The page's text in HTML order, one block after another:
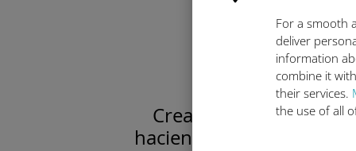
For a smooth
deliver
information
combine it
their services.
the use of all
Crea tu cuenta
haciendo clic